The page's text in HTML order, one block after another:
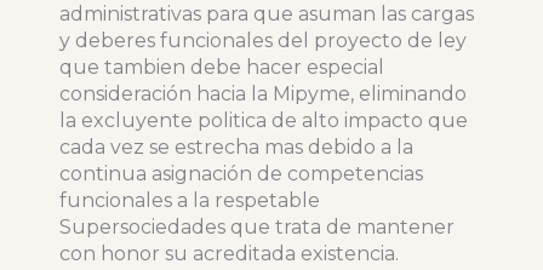
administrativas para que asuman las cargas
y deberes funcionales del proyecto de ley
que tambien debe hacer especial
consideración hacia la Mipyme, eliminando
la excluyente politica de alto impacto que
cada vez se estrecha mas debido a la
continua asignación de competencias
funcionales a la respetable
Supersociedades que trata de mantener
con honor su acreditada existencia.